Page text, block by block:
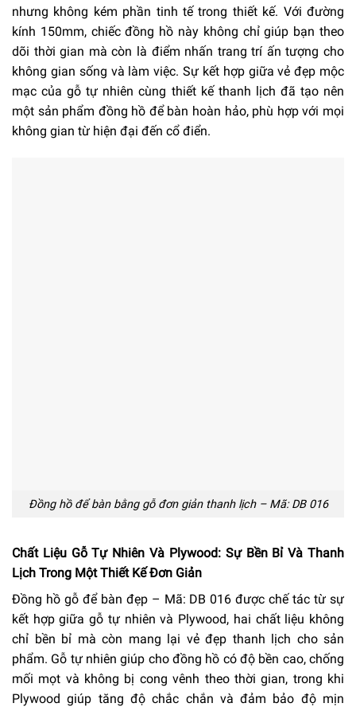
nhưng không kém phần tinh tế trong thiết kế. Với đường
kính 150mm, chiếc đồng hồ này không chỉ giúp bạn theo
dõi thời gian mà còn là điểm nhấn trang trí ấn tượng cho
không gian sống và làm việc. Sự kết hợp giữa vẻ đẹp mộc
mạc của gỗ tự nhiên cùng thiết kế thanh lịch đã tạo nên
một sản phẩm đồng hồ để bàn hoàn hảo, phù hợp với mọi
không gian từ hiện đại đến cổ điển.
Đồng hồ để bàn bằng gỗ đơn giản thanh lịch – Mã: DB 016
Chất Liệu Gỗ Tự Nhiên Và Plywood: Sự Bền Bỉ Và Thanh
Lịch Trong Một Thiết Kế Đơn Giản
Đồng hồ gỗ để bàn đẹp – Mã: DB 016 được chế tác từ sự
kết hợp giữa gỗ tự nhiên và Plywood, hai chất liệu không
chỉ bền bỉ mà còn mang lại vẻ đẹp thanh lịch cho sản
phẩm. Gỗ tự nhiên giúp cho đồng hồ có độ bền cao, chống
mối mọt và không bị cong vênh theo thời gian, trong khi
Plywood giúp tăng độ chắc chắn và đảm bảo độ mịn